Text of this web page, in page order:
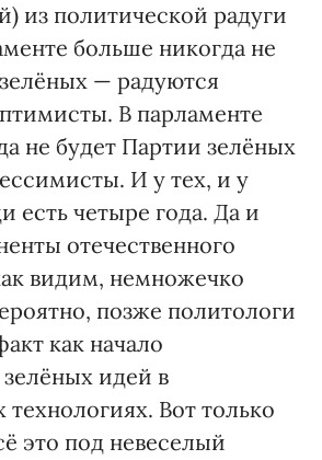
из политической радуги
больше никогда не
— радуются
В парламенте
не будет Партии зелёных
И у тех, и у
есть четыре года. Да и
отечественного
видим, немножечко
позже политологи
как начало
идей в
Вот только
это под невеселый